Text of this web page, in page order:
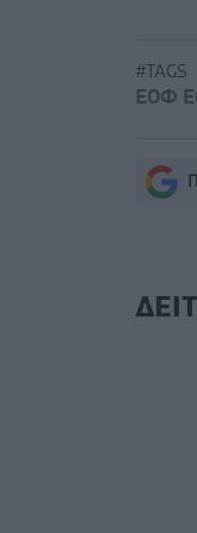
#TAGS
ΕΟΦ